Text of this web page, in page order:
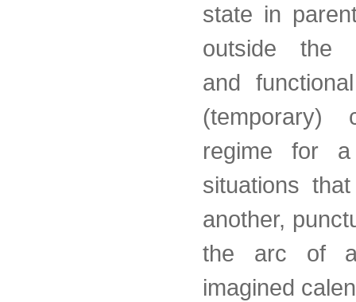
state in
outside the
and
(temporary)
regime for
situations
another,
the arc of a
imagined